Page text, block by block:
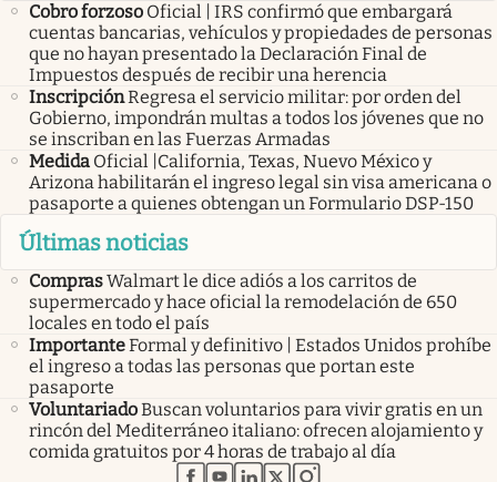
Cobro forzoso Oficial | IRS confirmó que embargará
cuentas bancarias, vehículos y propiedades de personas
que no hayan presentado la Declaración Final de
Impuestos después de recibir una herencia
InscripciónRegresa el servicio militar: por orden del
Gobierno, impondrán multas a todos los jóvenes que no
se inscriban en las Fuerzas Armadas
Medida Oficial |California, Texas, Nuevo México y
Arizona habilitarán el ingreso legal sin visa americana o
pasaporte a quienes obtengan un Formulario DSP-150
Últimas noticias
ComprasWalmart le dice adiós a los carritos de
supermercado y hace oficial la remodelación de 650
locales en todo el país
ImportanteFormal y definitivo | Estados Unidos prohíbe
el ingreso a todas las personas que portan este
pasaporte
VoluntariadoBuscan voluntarios para vivir gratis en un
rincón del Mediterráneo italiano: ofrecen alojamiento y
comida gratuitos por 4 horas de trabajo al día
abre en nueva pestaña
abre en nueva pestaña
abre en nueva pestaña
abre en nueva pestaña
abre en nueva pestaña